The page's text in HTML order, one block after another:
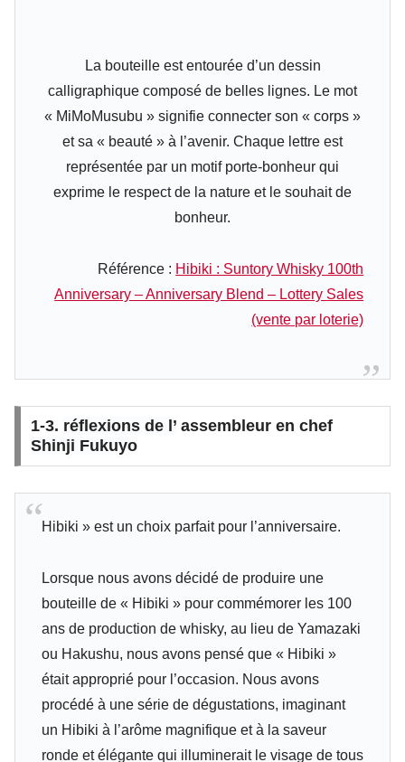
La bouteille est entourée d’un dessin
calligraphique composé de belles lignes. Le mot
« MiMoMusubu » signifie connecter son « corps »
et sa « beauté » à l’avenir. Chaque lettre est
représentée par un motif porte-bonheur qui
exprime le respect de la nature et le souhait de
bonheur.
Référence : Hibiki : Suntory Whisky 100th
Anniversary – Anniversary Blend – Lottery Sales
(vente par loterie)
1-3. réflexions de l’assembleur en chef
Shinji Fukuyo
Hibiki » est un choix parfait pour l’anniversaire.
Lorsque nous avons décidé de produire une
bouteille de « Hibiki » pour commémorer les 100
ans de production de whisky, au lieu de Yamazaki
ou Hakushu, nous avons pensé que « Hibiki »
était approprié pour l’occasion. Nous avons
procédé à une série de dégustations, imaginant
un Hibiki à l’arôme magnifique et à la saveur
ronde et élégante qui illuminerait le visage de tous